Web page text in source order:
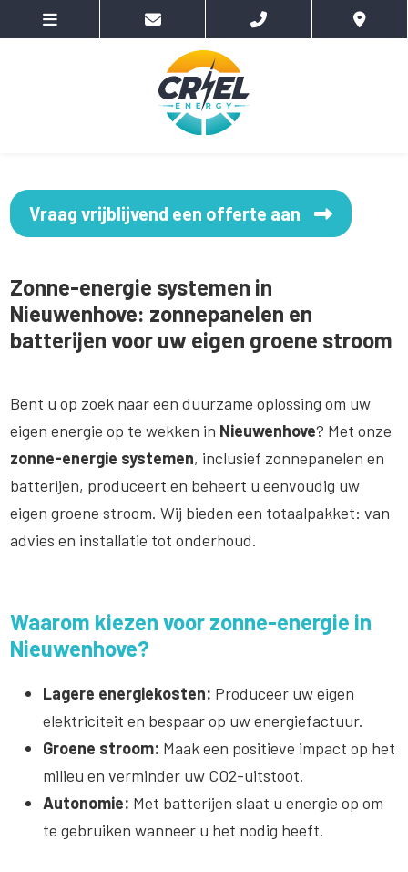
Vraag vrijblijvend een offerte aan
Zonne-energie systemen in
Nieuwenhove: zonnepanelen en
batterijen voor uw eigen groene stroom
Bent u op zoek naar een duurzame oplossing om uw
eigen energie op te wekken in Nieuwenhove? Met onze
zonne-energie systemen, inclusief zonnepanelen en
batterijen, produceert en beheert u eenvoudig uw
eigen groene stroom. Wij bieden een totaalpakket: van
advies en installatie tot onderhoud.
Waarom kiezen voor zonne-energie in
Nieuwenhove?
Lagere energiekosten: Produceer uw eigen
elektriciteit en bespaar op uw energiefactuur.
Groene stroom: Maak een positieve impact op het
milieu en verminder uw CO2-uitstoot.
Autonomie: Met batterijen slaat u energie op om
te gebruiken wanneer u het nodig heeft.